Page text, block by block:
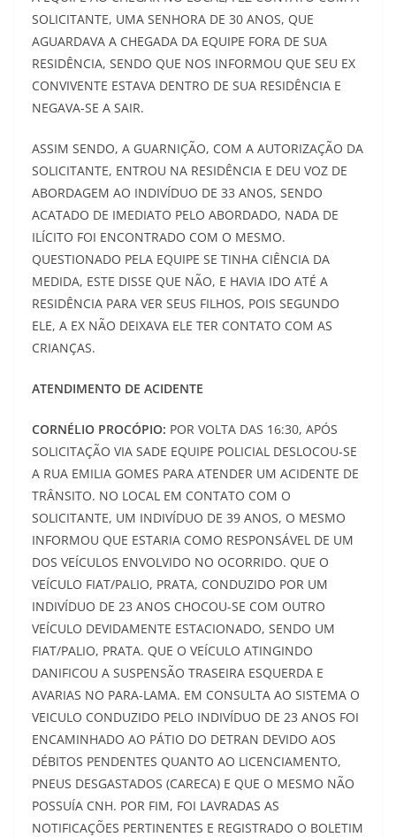
SOLICITANTE, UMA SENHORA DE 30 ANOS, QUE
AGUARDAVA A CHEGADA DA EQUIPE FORA DE SUA
RESIDÊNCIA, SENDO QUE NOS INFORMOU QUE SEU EX
CONVIVENTE ESTAVA DENTRO DE SUA RESIDÊNCIA E
NEGAVA-SE A SAIR.
ASSIM SENDO, A GUARNIÇÃO, COM A AUTORIZAÇÃO DA
SOLICITANTE, ENTROU NA RESIDÊNCIA E DEU VOZ DE
ABORDAGEM AO INDIVÍDUO DE 33 ANOS, SENDO
ACATADO DE IMEDIATO PELO ABORDADO, NADA DE
ILÍCITO FOI ENCONTRADO COM O MESMO.
QUESTIONADO PELA EQUIPE SE TINHA CIÊNCIA DA
MEDIDA, ESTE DISSE QUE NÃO, E HAVIA IDO ATÉ A
RESIDÊNCIA PARA VER SEUS FILHOS, POIS SEGUNDO
ELE, A EX NÃO DEIXAVA ELE TER CONTATO COM AS
CRIANÇAS.
ATENDIMENTO DE ACIDENTE
CORNÉLIO PROCÓPIO: POR VOLTA DAS 16:30, APÓS
SOLICITAÇÃO VIA SADE EQUIPE POLICIAL DESLOCOU-SE
A RUA EMILIA GOMES PARA ATENDER UM ACIDENTE DE
TRÂNSITO. NO LOCAL EM CONTATO COM O
SOLICITANTE, UM INDIVÍDUO DE 39 ANOS, O MESMO
INFORMOU QUE ESTARIA COMO RESPONSÁVEL DE UM
DOS VEÍCULOS ENVOLVIDO NO OCORRIDO. QUE O
VEÍCULO FIAT/PALIO, PRATA, CONDUZIDO POR UM
INDIVÍDUO DE 23 ANOS CHOCOU-SE COM OUTRO
VEÍCULO DEVIDAMENTE ESTACIONADO, SENDO UM
FIAT/PALIO, PRATA. QUE O VEÍCULO ATINGINDO
DANIFICOU A SUSPENSÃO TRASEIRA ESQUERDA E
AVARIAS NO PARA-LAMA. EM CONSULTA AO SISTEMA O
VEICULO CONDUZIDO PELO INDIVÍDUO DE 23 ANOS FOI
ENCAMINHADO AO PÁTIO DO DETRAN DEVIDO AOS
DÉBITOS PENDENTES QUANTO AO LICENCIAMENTO,
PNEUS DESGASTADOS (CARECA) E QUE O MESMO NÃO
POSSUÍA CNH. POR FIM, FOI LAVRADAS AS
NOTIFICAÇÕES PERTINENTES E REGISTRADO O BOLETIM